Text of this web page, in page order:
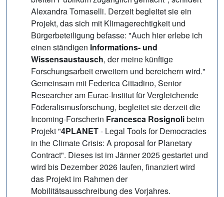
Alexandra Tomaselli. Derzeit begleitet sie ein
Projekt, das sich mit Klimagerechtigkeit und
Bürgerbeteiligung befasse: "Auch hier erlebe ich
einen ständigen Informations- und
Wissensaustausch, der meine künftige
Forschungsarbeit erweitern und bereichern wird."
Gemeinsam mit Federica Cittadino, Senior
Researcher am Eurac-Institut für Vergleichende
Föderalismusforschung, begleitet sie derzeit die
Incoming-Forscherin Francesca Rosignolibeim
Projekt "4PLANET- Legal Tools for Democracies
in the Climate Crisis: A proposal for Planetary
Contract". Dieses ist im Jänner 2025 gestartet und
wird bis Dezember 2026 laufen, finanziert wird
das Projekt im Rahmen der
Mobilitätsausschreibung des Vorjahres.